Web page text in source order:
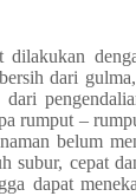
dengan
dari
rumput –
belum
subur, cepat
dapat